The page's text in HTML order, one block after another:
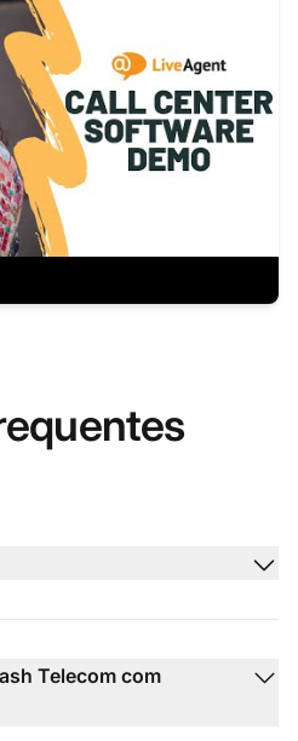
Telecom com